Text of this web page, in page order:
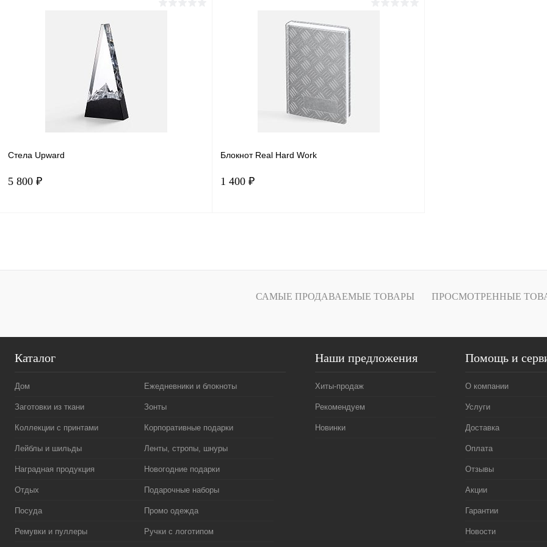
Купить в 1 клик Сравнение
В наличии
Стела Upward
5 800 ₽
Блокнот Real Hard Work
1 400 ₽
САМЫЕ ПРОДАВАЕМЫЕ ТОВАРЫ ПРОСМОТРЕННЫЕ
Каталог
Дом Ежедневники и блокноты
Заготовки из ткани Зонты
Коллекции с принтами Корпоративные подарки
Лейблы и шильды Ленты, стропы, шнуры
Наградная продукция Новогодние подарки
Отдых Подарочные наборы
Посуда Промо одежда
Ремувки и пуллеры Ручки с логотипом
Наши предложения
Хиты-продаж
Рекомендуем
Новинки
Помощь и
О компании
Услуги
Доставка
Оплата
Отзывы
Акции
Гарантии
Новости